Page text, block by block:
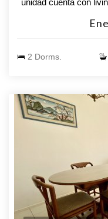
unidad cuenta con
garage y baulera.
sala de juegos,
2 Dorms.